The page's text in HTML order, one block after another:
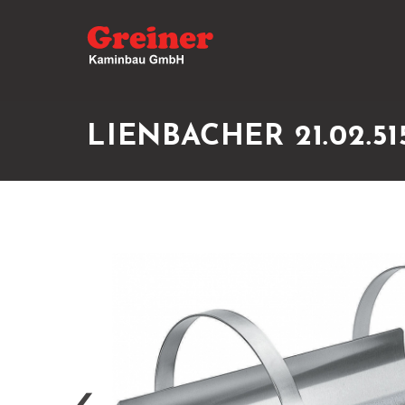
LIENBACHER